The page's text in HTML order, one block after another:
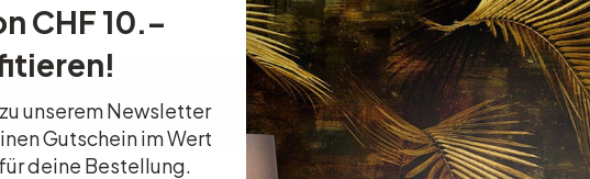
CHF 10.–
unserem Newsletter
Gutschein im Wert
deine Bestellung.